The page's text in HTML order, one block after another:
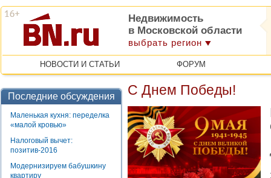
Недвижимость
в Московской области
выбрать регион
НОВОСТИ И СТАТЬИ ФОРУМ
Последние обсуждения
Маленькая кухня: переделка
«малой кровью»
Налоговый вычет:
позитив-2016
Модернизируем бабушкину
квартиру
С Днем Победы!